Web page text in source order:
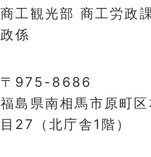
商工観光部 商工労政
政係
〒975-8686
福島県南相馬市原町
目27（北庁舎1階）